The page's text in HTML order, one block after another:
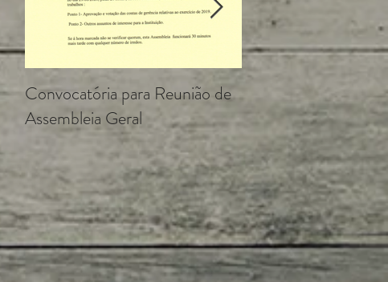
Convocatória para Reunião de
Assembleia Geral
IRS Solidário 2020